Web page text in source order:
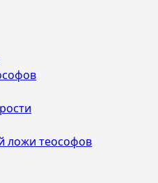
ложи теософов